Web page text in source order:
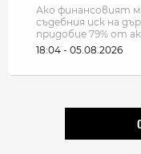
Ако финансовият
съдебния иск на
придобие 79% от
18:04 - 05.08.2026